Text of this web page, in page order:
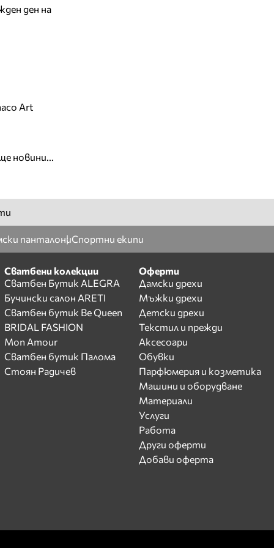
ден на
Art
новини...
панталониСпортни екипи
Сватбени колекции
Сватбен Бутик ALEGRA
Бучински салон ARETI
Сватбен бутик Be Queen
BRIDAL FASHION
Mon Amour
Сватбен бутик Палома
Стоян Радичев
Оферти
Дамски дрехи
Мъжки дрехи
Детски дрехи
Текстил и прежди
Аксесоари
Обувки
Парфюмерия и козметика
Машини и оборудване
Материали
Услуги
Работа
Други оферти
Добави оферта